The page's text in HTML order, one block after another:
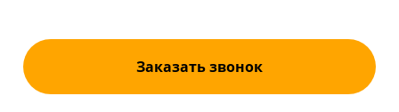
Заказать звонок